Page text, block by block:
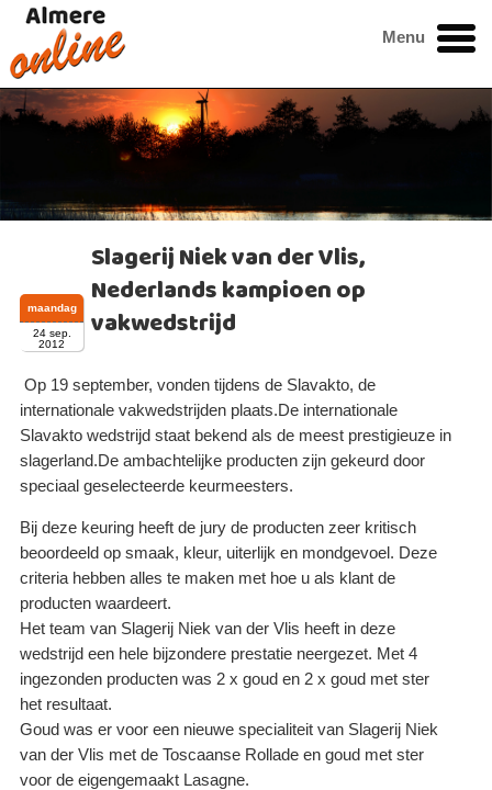
Menu
Slagerij Niek van der Vlis,
Nederlands kampioen op
vakwedstrijd
maandag
24 sep.
2012
Op 19 september, vonden tijdens de Slavakto, de
internationale vakwedstrijden plaats.De internationale
Slavakto wedstrijd staat bekend als de meest prestigieuze in
slagerland.De ambachtelijke producten zijn gekeurd door
speciaal geselecteerde keurmeesters.
Bij deze keuring heeft de jury de producten zeer kritisch
beoordeeld op smaak, kleur, uiterlijk en mondgevoel. Deze
criteria hebben alles te maken met hoe u als klant de
producten waardeert.
Het team van Slagerij Niek van der Vlis heeft in deze
wedstrijd een hele bijzondere prestatie neergezet. Met 4
ingezonden producten was 2 x goud en 2 x goud met ster
het resultaat.
Goud was er voor een nieuwe specialiteit van Slagerij Niek
van der Vlis met de Toscaanse Rollade en goud met ster
voor de eigengemaakt Lasagne.